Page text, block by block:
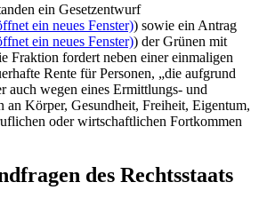
ein Gesetzentwurf
ein neues Fenster)) sowie ein Antrag
ein neues Fenster)) der Grünen mit
Fraktion fordert neben einer einmaligen
Rente für Personen, „die aufgrund
auch wegen eines Ermittlungs- und
an Körper, Gesundheit, Freiheit, Eigentum,
oder wirtschaftlichen Fortkommen
des Rechtsstaats